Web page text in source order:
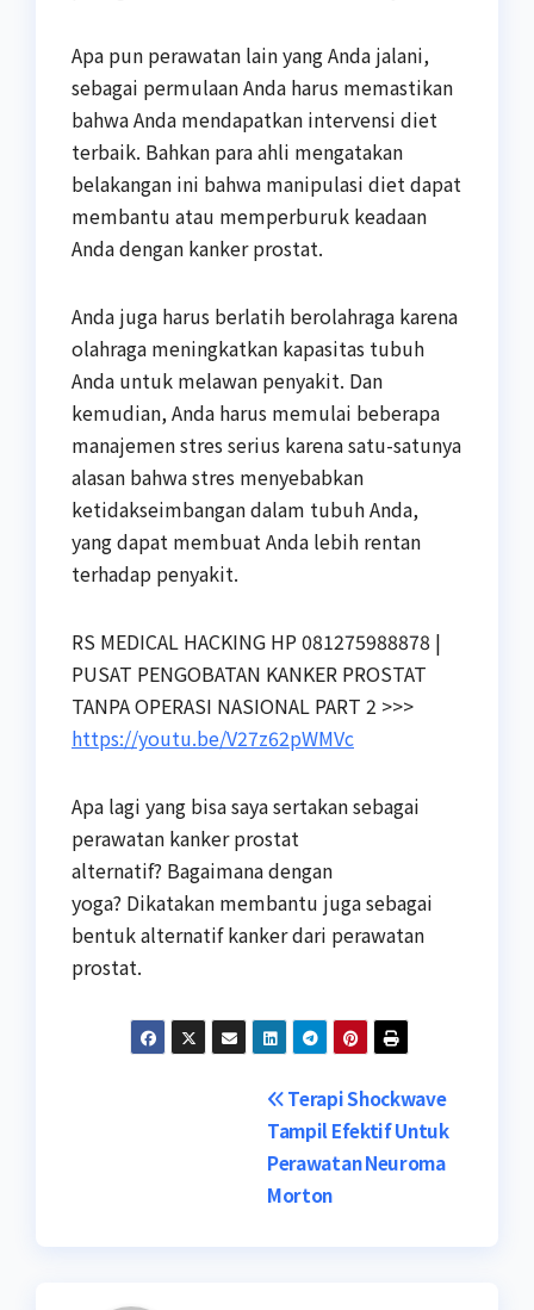
Apa pun perawatan lain yang Anda jalani,
sebagai permulaan Anda harus memastikan
bahwa Anda mendapatkan intervensi diet
terbaik. Bahkan para ahli mengatakan
belakangan ini bahwa manipulasi diet dapat
membantu atau memperburuk keadaan
Anda dengan kanker prostat.
Anda juga harus berlatih berolahraga karena
olahraga meningkatkan kapasitas tubuh
Anda untuk melawan penyakit. Dan
kemudian, Anda harus memulai beberapa
manajemen stres serius karena satu-satunya
alasan bahwa stres menyebabkan
ketidakseimbangan dalam tubuh Anda,
yang dapat membuat Anda lebih rentan
terhadap penyakit.
RS MEDICAL HACKING HP 081275988878 |
PUSAT PENGOBATAN KANKER PROSTAT
TANPA OPERASI NASIONAL PART 2 >>>
https://youtu.be/V27z62pWMVc
Apa lagi yang bisa saya sertakan sebagai
perawatan kanker prostat
alternatif? Bagaimana dengan
yoga? Dikatakan membantu juga sebagai
bentuk alternatif kanker dari perawatan
prostat.
Terapi Shockwave
Tampil Efektif Untuk
Perawatan Neuroma
Morton